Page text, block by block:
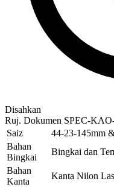
Disahkan
Ruj. Dokumen SPEC-
Saiz
44-23-145mm
Bahan
Bingkai
Bingkai dan
Bahan
Kanta
Kanta Nilon